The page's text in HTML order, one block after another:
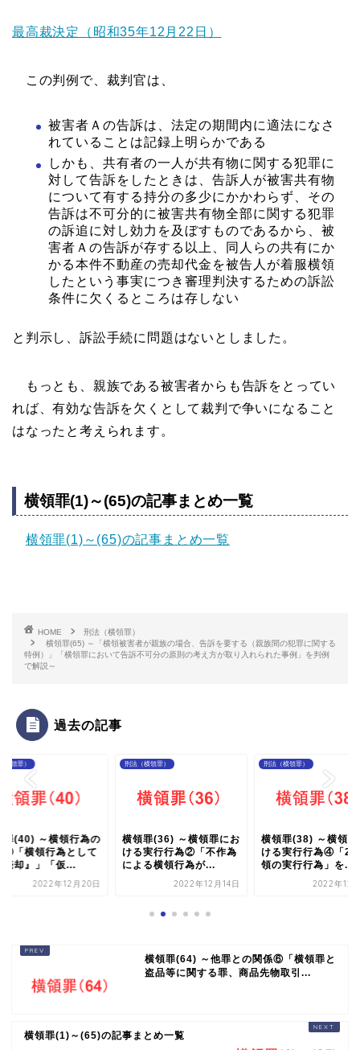
最高裁決定（昭和35年12月22日）
この判例で、裁判官は、
被害者Ａの告訴は、法定の期間内に適法になさ
れていることは記録上明らかである
しかも、共有者の一人が共有物に関する犯罪に
対して告訴をしたときは、告訴人が被害共有物
について有する持分の多少にかかわらず、その
告訴は不可分的に被害共有物全部に関する犯罪
の訴追に対し効力を及ぼすものであるから、被
害者Ａの告訴が存する以上、同人らの共有にか
かる本件不動産の売却代金を被告人が着服横領
したという事実につき審理判決するための訴訟
条件に欠くるところは存しない
と判示し、訴訟手続に問題はないとしました。
もっとも、親族である被害者からも告訴をとってい
れば、有効な告訴を欠くとして裁判で争いになること
はなったと考えられます。
横領罪(1)～(65)の記事まとめ一覧
横領罪(1)～(65)の記事まとめ一覧
HOME
刑法（横領罪）
横領罪(65) ～「横領被害者が親族の場合、告訴を要する（親族間の犯罪に関する
特例）」「横領罪において告訴不可分の原則の考え方が取り入れられた事例」を判例
で解説～
過去の記事
横領罪）
罪(40) ～横領行為の
①「横領行為として
売却』」「仮...
2022年12月20日
刑法（横領罪）
横領罪(36) ～横領罪にお
ける実行行為②「不作為
による横領行為が...
2022年12月14日
刑法（横領罪）
横領罪(38) ～横領罪
ける実行行為④「2
領の実行行為」を...
2022年12
横領罪(64) ～他罪との関係⑥「横領罪と
盗品等に関する罪、商品先物取引...
横領罪(1)～(65)の記事まとめ一覧